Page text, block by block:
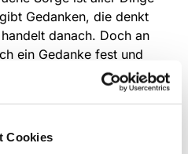
Cookies
Gedanken, die denkt
danach. Doch an
ein Gedanke fest und
Es umtreibt einen
Doch diese will sich
zu suchen! Wenn Ihnen